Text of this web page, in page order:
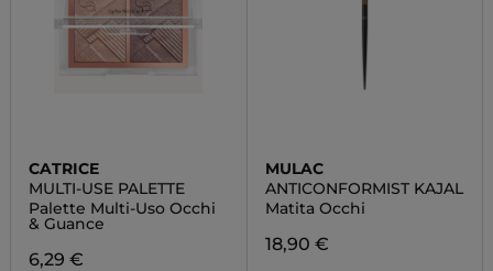
CATRICE
MULTI-USE PALETTE
Palette Multi-Uso Occhi
& Guance
6,29 €
MULAC
ANTICONFORMIST KAJAL
Matita Occhi
18,90 €